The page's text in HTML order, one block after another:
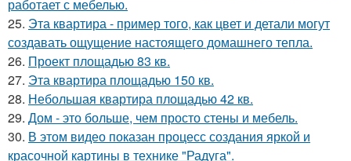
работает с мебелью.
25. Эта квартира - пример того, как цвет и детали могут
создавать ощущение настоящего домашнего тепла.
26. Проект площадью 83 кв.
27. Эта квартира площадью 150 кв.
28. Небольшая квартира площадью 42 кв.
29. Дом - это больше, чем просто стены и мебель.
30. В этом видео показан процесс создания яркой и
красочной картины в технике "Радуга".